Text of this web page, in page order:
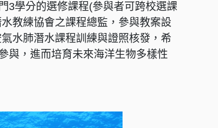
3學分的選修課程(參與者可跨校選課
教練協會之課程總監，參與教案設
水肺潛水課程訓練與證照核發，希
與，進而培育未來海洋生物多樣性